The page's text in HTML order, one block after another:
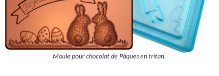
Moule pour chocolat de Pâques en tritan.